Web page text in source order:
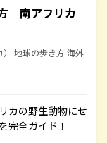
南アフリカ
） 地球の歩き方 海外
カの野生動物にせ
完全ガイド！